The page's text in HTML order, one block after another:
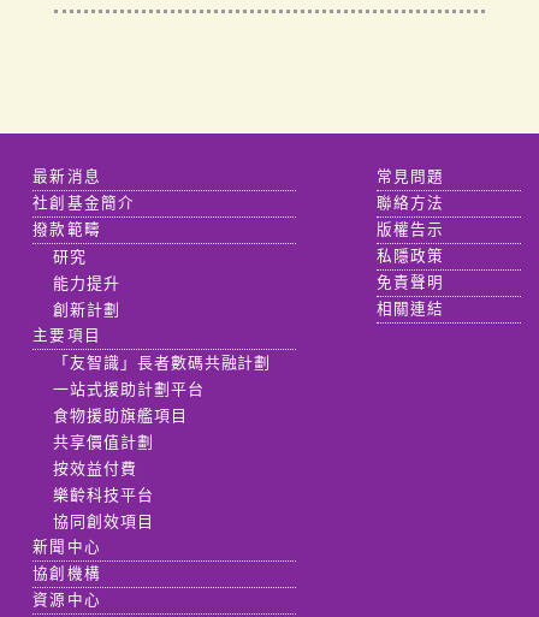
最新消息
社創基金簡介
撥款範疇
研究
能力提升
創新計劃
主要項目
「友智識」長者數碼共融計劃
一站式援助計劃平台
食物援助旗艦項目
共享價值計劃
按效益付費
樂齡科技平台
協同創效項目
新聞中心
協創機構
資源中心
常見問題
聯絡方法
版權告示
私隱政策
免責聲明
相關連結